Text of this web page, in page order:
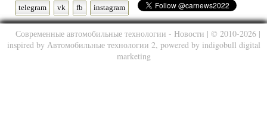
telegram vk fb instagram
Современные автомобильные технологии - Новости | © 2010-2026 |
inspired by Автомобильные технологии 2, powered by indigobull digital
marketing